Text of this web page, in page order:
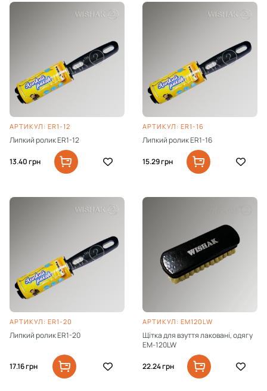
AРТИКУЛ: ER1-12
Липкий ролик ER1-12
13.40грн
AРТИКУЛ: ER1-16
Липкий ролик ER1-16
15.29грн
AРТИКУЛ: ER1-20
Липкий ролик ER1-20
17.16грн
AРТИКУЛ: EM120LW
Щітка для взуття лаковані, одягу
EM-120LW
22.24грн